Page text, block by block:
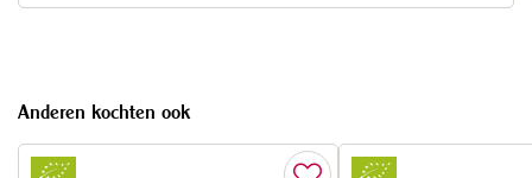
Anderen kochten ook